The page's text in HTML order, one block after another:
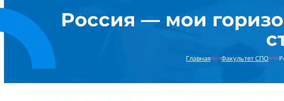
Россия — мои
Главная×××Факультет СПО×××